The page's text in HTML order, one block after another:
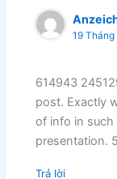
19
614943
post. Exactly
of info in
presentation.
Trả lời